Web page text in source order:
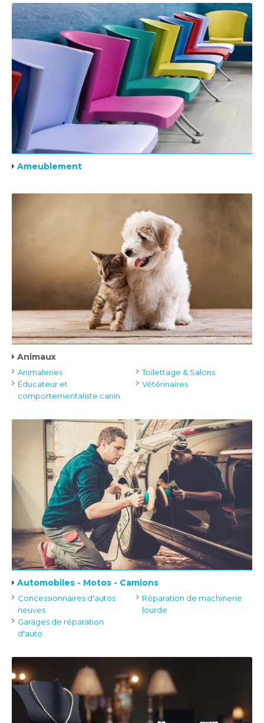
Ameublement
Animaux
Animaleries
Éducateur et
comportementaliste canin
Toilettage & Salons
Vétérinaires
Automobiles - Motos - Camions
Concessionnaires d'autos
neuves
Garages de réparation
d'auto
Réparation de machinerie
lourde